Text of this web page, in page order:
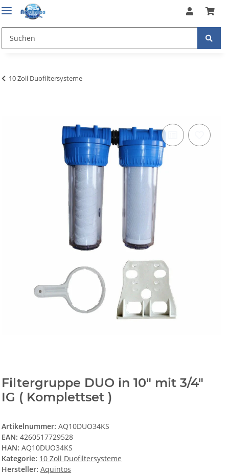
10 Zoll Duofiltersysteme
Filtergruppe DUO in 10" mit 3/4"
IG ( Komplettset )
Artikelnummer:AQ10DUO34KS
EAN: 4260517729528
HAN: AQ10DUO34KS
Kategorie: 10 Zoll Duofiltersysteme
Hersteller: Aquintos